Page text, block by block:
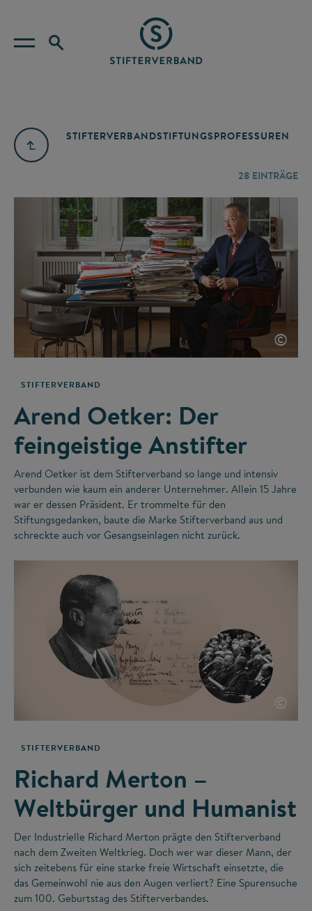
STIFTERVERBANDSTIFTUNGSPROFESSUREN
28 EINTRÄGE
©
STIFTERVERBAND
Arend Oetker: Der
feingeistige Anstifter
Arend Oetker ist dem Stifterverband so lange und intensiv
verbunden wie kaum ein anderer Unternehmer. Allein 15 Jahre
war er dessen Präsident. Er trommelte für den
Stiftungsgedanken, baute die Marke Stifterverband aus und
schreckte auch vor Gesangseinlagen nicht zurück.
©
STIFTERVERBAND
Richard Merton –
Weltbürger und Humanist
Der Industrielle Richard Merton prägte den Stifterverband
nach dem Zweiten Weltkrieg. Doch wer war dieser Mann, der
sich zeitebens für eine starke freie Wirtschaft einsetzte, die
das Gemeinwohl nie aus den Augen verliert? Eine Spurensuche
zum 100. Geburtstag des Stifterverbandes.